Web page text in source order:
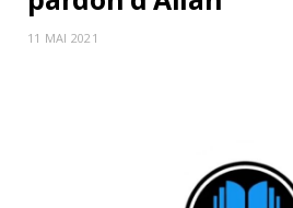
11 MAI 2021